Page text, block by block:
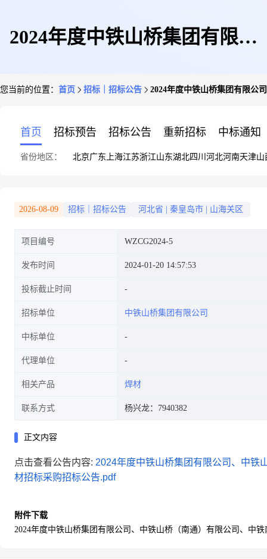
2024年度中铁山桥集团有限公
季度焊材招标采购招标公告
您当前的位置： 首页 招标｜招标公告 2024年度中铁山桥集团有限公
首页 招标预告 招标公告 重新招标 中标通知
省份地区： 北京广东 上海江苏浙江山东湖北四川 河北河南天津山
2026-08-09 招标｜招标公告 河北省 秦皇岛市 山海关区
项目编号 WZCG2024-5
发布时间 2024-01-20 14:57:53
投标截止时间
招标单位 中铁山桥集团有限公司
中标单位
代理单位
相关产品 焊材
联系方式 杨兴龙：7940382
正文内容
点击查看公告内容: 2024年度中铁山桥集团有限公司、中铁
材招标采购招标公告.pdf
附件下载
2024年度中铁山桥集团有限公司、中铁山桥（南通）有限公司、中